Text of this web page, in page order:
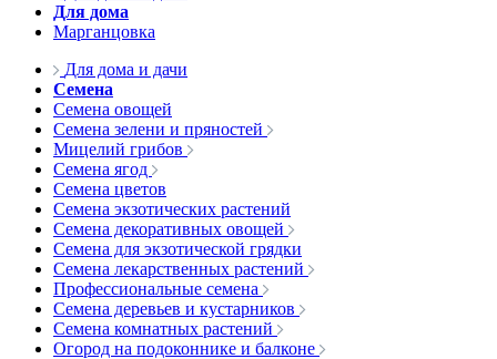
Для дома
Марганцовка
Для дома и дачи
Семена
Семена овощей
Семена зелени и пряностей
Мицелий грибов
Семена ягод
Семена цветов
Семена экзотических растений
Семена декоративных овощей
Семена для экзотической грядки
Семена лекарственных растений
Профессиональные семена
Семена деревьев и кустарников
Семена комнатных растений
Огород на подоконнике и балконе